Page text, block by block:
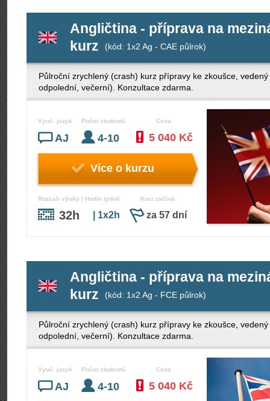
Angličtina - příprava na
kurz
(kód: 1x2 Ag - CAE půlrok)
Půlroční zrychlený (crash) kurz přípravy ke zkoušce,
odpolední, večerní). Konzultace zdarma.
Vyuč. jazyk
AJ
Počet studentů
4-10
Cena
5 040 Kč
Více o kurzu
Rozsah výuky | Hodin týdně
32h | 1x2h
Kurz začíná
za 57 dní
Angličtina - příprava na
kurz
(kód: 1x2 Ag - FCE půlrok)
Půlroční zrychlený (crash) kurz přípravy ke zkoušce,
odpolední, večerní). Konzultace zdarma.
Vyuč. jazyk
AJ
Počet studentů
4-10
Cena
5 040 Kč